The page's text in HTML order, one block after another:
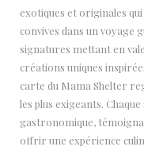
exotiques et originales
convives dans un voyage
signatures mettant en
créations uniques
carte du Mama Shelter
les plus exigeants.
gastronomique,
offrir une expérience